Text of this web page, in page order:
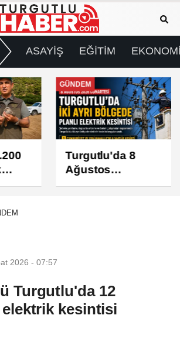
ASAYİŞ EĞİTİM
GÜNDEM
Turgutlu'da 8
Ağustos
Cumartesi Günü
2026 - 07:57
Turgutlu'da 12
kesintisi